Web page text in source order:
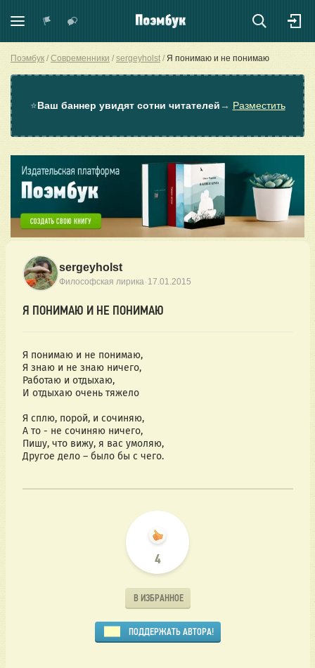
Поэмбук Современники sergeyholst Я понимаю и не понимаю
⭐Ваш баннер увидят сотни читателей → Разместить
sergeyholst
Философская лирика· 17.01.2015
Я ПОНИМАЮ И НЕ ПОНИМАЮ
Я понимаю и не понимаю,
Я знаю и не знаю ничего,
Работаю и отдыхаю,
И отдыхаю очень тяжело
Я сплю, порой, и сочиняю,
А то - не сочиняю ничего,
Пишу, что вижу, я вас умоляю,
Другое дело – было бы с чего.
4
В ИЗБРАННОЕ
ПОДДЕРЖАТЬ АВТОРА!